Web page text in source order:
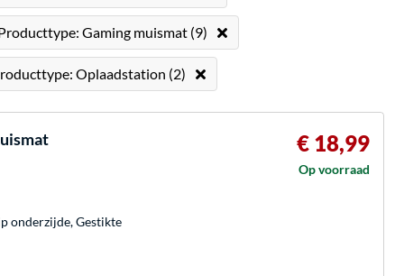
Producttype: Gaming muismat (9)
Producttype: Oplaadstation (2)
onderzijde, Gestikte
€ 18,99
Op voorraad